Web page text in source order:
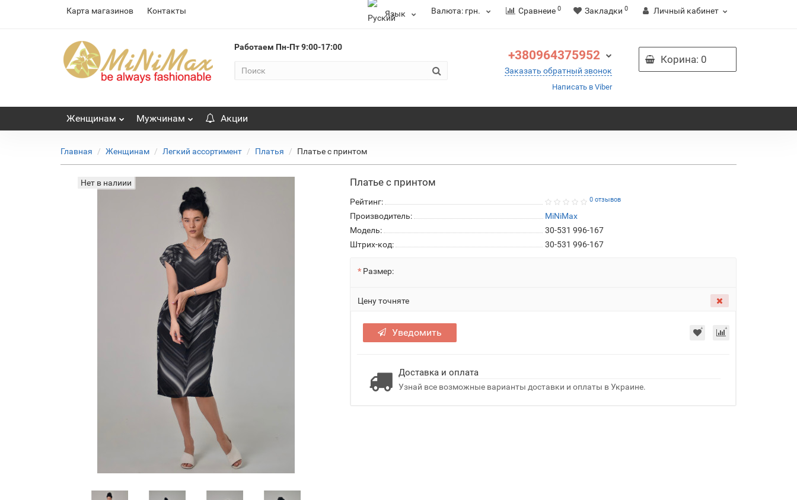
Карта магазинов Контакты Язык Валюта: грн. Сравнеие 0 Закладки 0 Личный кабинет
Работаем Пн-Пт 9:00-17:00
+380964375952
Заказать обратный звонок
Написать в Viber
Корина: 0
Женщинам Мужчинам Акции
Главная Женщинам Легкий ассортимент Платья Платье с принтом
Нет в налиии Платье с принтом
Рейтинг: 0 отзывов
Производитель:
MiNiMax
Модель:
30-531 996-167
Штрих-код:
30-531 996-167
Размер:
Цену точняте
Уведомить
Доставка и оплата
Узнай все возможные варианты доставки и оплаты в Украине.